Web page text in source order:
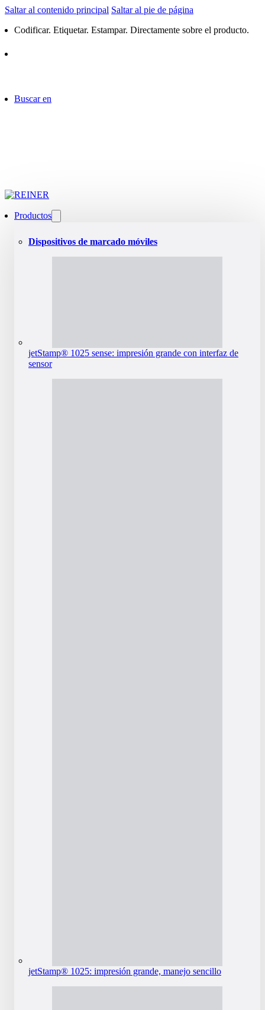
Saltar al contenido principal Saltar al pie de página
Codificar. Etiquetar. Estampar. Directamente sobre el producto.
Buscar en
Productos
Dispositivos de marcado móviles
jetStamp® 1025 sense: impresión grande con interfaz de
sensor
jetStamp® 1025: impresión grande, manejo sencillo